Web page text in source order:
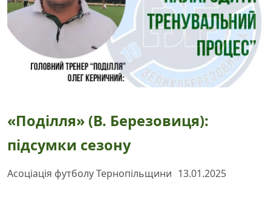
«Поділля» (В. Березовиця):
підсумки сезону
Асоціація футболу Тернопільщини 13.01.2025